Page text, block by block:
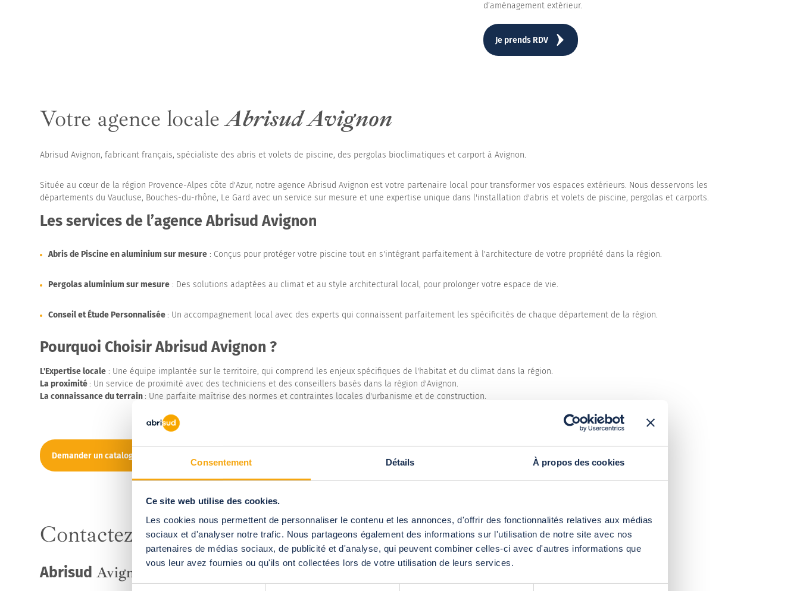
Consentement Détails À propos des cookies
Ce site web utilise des cookies.
Les cookies nous permettent de personnaliser le contenu et les annonces, d'offrir des fonctionnalités relatives aux médias
sociaux et d'analyser notre trafic. Nous partageons également des informations sur l'utilisation de notre site avec nos
partenaires de médias sociaux, de publicité et d'analyse, qui peuvent combiner celles-ci avec d'autres informations que
vous leur avez fournies ou qu'ils ont collectées lors de votre utilisation de leurs services.
d’aménagement extérieur.
Je prends RDV
Votre agence localeAbrisud Avignon
Abrisud Avignon, fabricant français, spécialiste des abris et volets de piscine, des pergolas bioclimatiques et carport à Avignon.
Située au cœur de la région Provence-Alpes côte d'Azur, notre agence Abrisud Avignon est votre partenaire local pour transformer vos espaces extérieurs. Nous desservons les
départements du Vaucluse, Bouches-du-rhône, Le Gard avec un service sur mesure et une expertise unique dans l'installation d'abris et volets de piscine, pergolas et carports.
Les services de l’agence Abrisud Avignon
Abris de Piscine en aluminium sur mesure : Conçus pour protéger votre piscine tout en s'intégrant parfaitement à l'architecture de votre propriété dans la région.
Pergolas aluminium sur mesure : Des solutions adaptées au climat et au style architectural local, pour prolonger votre espace de vie.
Conseil et Étude Personnalisée : Un accompagnement local avec des experts qui connaissent parfaitement les spécificités de chaque département de la région.
Pourquoi Choisir Abrisud Avignon ?
L'Expertise locale : Une équipe implantée sur le territoire, qui comprend les enjeux spécifiques de l'habitat et du climat dans la région.
La proximité : Un service de proximité avec des techniciens et des conseillers basés dans la région d'Avignon.
La connaissance du terrain : Une parfaite maîtrise des normes et contraintes locales d'urbanisme et de construction.
Demander un catalogue
Contactez Notre Agence Locale
Abrisud Avignon